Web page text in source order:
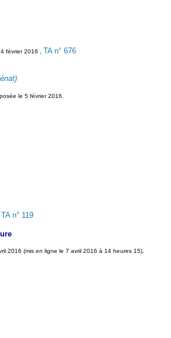
février 2016 , TA n° 676
le 5 février 2016.
TA n° 119
2016 (mis en ligne le 7 avril 2016 à 14 heures 15).